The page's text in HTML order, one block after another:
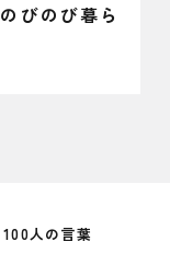
びのび暮ら
100人の言葉